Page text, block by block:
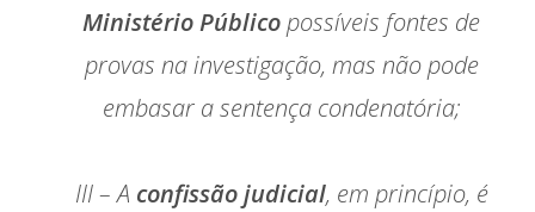
Ministério Públicopossíveis fontes de
provas na investigação, mas não pode
embasar a sentença condenatória;
III – A confissão judicial, em princípio, é